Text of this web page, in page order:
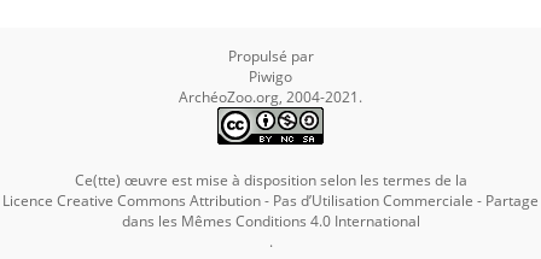
Propulsé par
Piwigo
ArchéoZoo.org, 2004-2021.
Ce(tte) œuvre est mise à disposition selon les termes de la
Licence Creative Commons Attribution - Pas d’Utilisation Commerciale - Partage
dans les Mêmes Conditions 4.0 International
.